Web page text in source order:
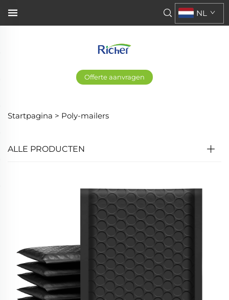
Offerte aanvragen
NL
Startpagina > Poly-mailers
ALLE PRODUCTEN